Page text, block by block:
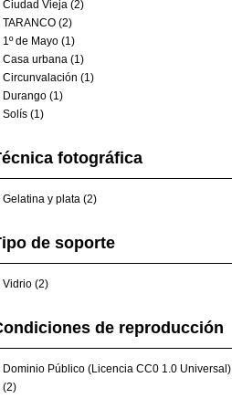
Ciudad Vieja (2)
TARANCO (2)
1º de Mayo (1)
Casa urbana (1)
Circunvalación (1)
Durango (1)
Solís (1)
fotográfica
Gelatina y plata (2)
de soporte
Vidrio (2)
de reproducción
Dominio Público (Licencia CC0 1.0 Universal)
(2)